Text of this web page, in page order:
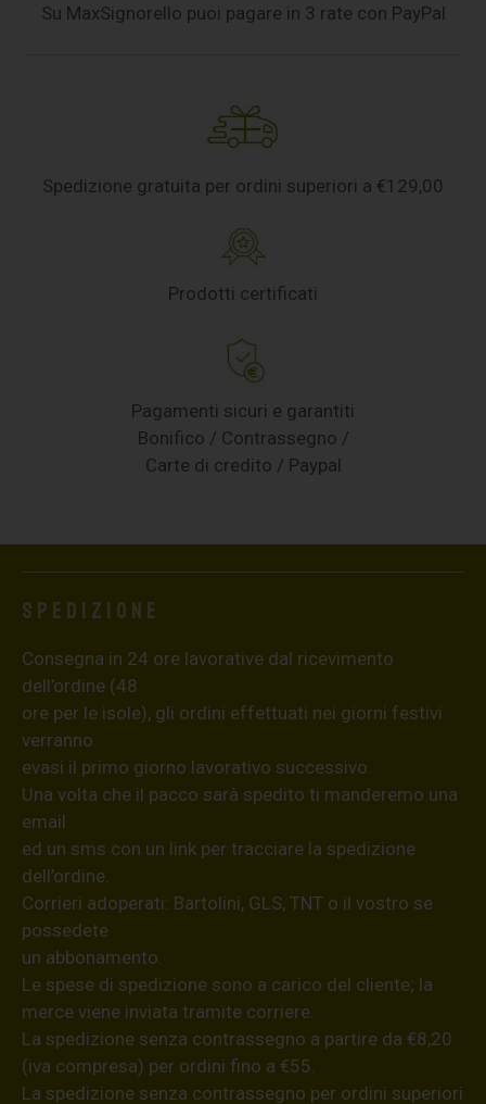
Su MaxSignorello puoi pagare in 3 rate con PayPal
Spedizione gratuita per ordini superiori a €129,00
Prodotti certificati
Pagamenti sicuri e garantiti
Bonifico / Contrassegno /
Carte di credito / Paypal
Spedizione
Consegna in 24 ore lavorative dal ricevimento
dell’ordine (48
ore per le isole), gli ordini effettuati nei giorni festivi
verranno
evasi il primo giorno lavorativo successivo.
Una volta che il pacco sarà spedito ti manderemo una
email
ed un sms con un link per tracciare la spedizione
dell’ordine.
Corrieri adoperati: Bartolini, GLS, TNT o il vostro se
possedete
un abbonamento.
Le spese di spedizione sono a carico del cliente; la
merce viene inviata tramite corriere.
La spedizione senza contrassegno a partire da €8,20
(iva compresa) per ordini fino a €55.
La spedizione senza contrassegno per ordini superiori